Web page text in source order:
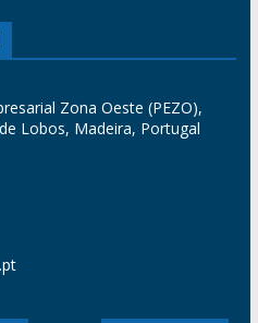
Zona Oeste (PEZO),
Lobos, Madeira, Portugal